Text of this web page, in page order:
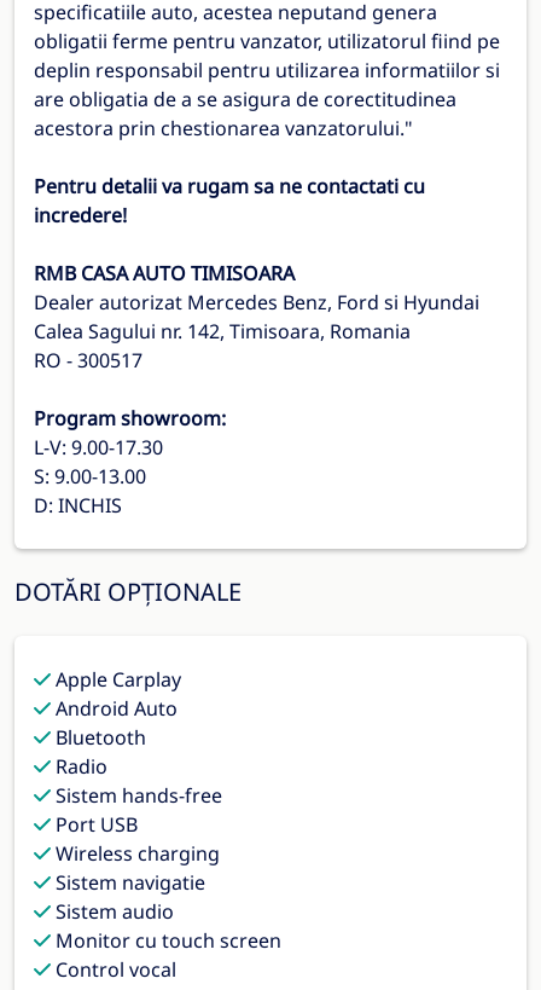
specificatiile auto, acestea neputand genera
obligatii ferme pentru vanzator, utilizatorul fiind pe
deplin responsabil pentru utilizarea informatiilor si
are obligatia de a se asigura de corectitudinea
acestora prin chestionarea vanzatorului."
Pentru detalii va rugam sa ne contactati cu
incredere!
RMB CASA AUTO TIMISOARA
Dealer autorizat Mercedes Benz, Ford si Hyundai
Calea Sagului nr. 142, Timisoara, Romania
RO - 300517
Program showroom:
L-V: 9.00-17.30
S: 9.00-13.00
D: INCHIS
DOTĂRI OPȚIONALE
Apple Carplay
Android Auto
Bluetooth
Radio
Sistem hands-free
Port USB
Wireless charging
Sistem navigatie
Sistem audio
Monitor cu touch screen
Control vocal